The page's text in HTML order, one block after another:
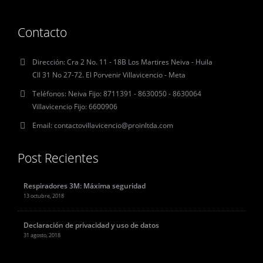
Contacto
Dirección:Cra 2 No. 11 - 18B Los Martires Neiva - Huila
Cll 31 No 27-72. El Porvenir Villavicencio - Meta
Teléfonos: Neiva Fijo: 8711391 - 8630050 - 8630064
Villavicencio Fijo: 6600906
Email:contactovillavicencio@proinltda.com
Post Recientes
Respiradores 3M: Máxima seguridad
13 octubre, 2018
Declaración de privacidad y uso de datos
31 agosto, 2018